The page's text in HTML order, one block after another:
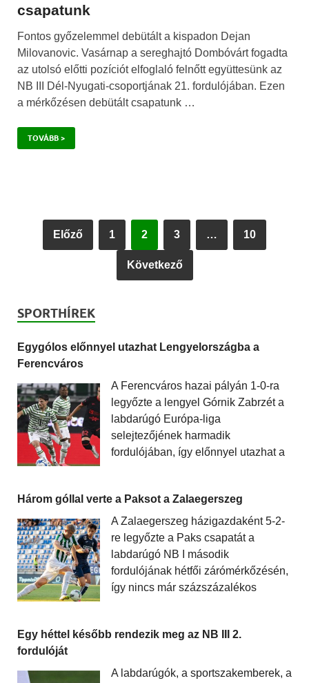
csapatunk
Fontos győzelemmel debütált a kispadon Dejan
Milovanovic. Vasárnap a sereghajtó Dombóvárt fogadta
az utolsó előtti pozíciót elfoglaló felnőtt együttesünk az
NB III Dél-Nyugati-csoportjának 21. fordulójában. Ezen
a mérkőzésen debütált csapatunk …
TOVÁBB >
Előző 1 2 3 … 10
Következő
SPORTHÍREK
Egygólos előnnyel utazhat Lengyelországba a
Ferencváros
A Ferencváros hazai pályán 1-0-ra
legyőzte a lengyel Górnik Zabrzét a
labdarúgó Európa-liga
selejtezőjének harmadik
fordulójában, így előnnyel utazhat a
Három góllal verte a Paksot a Zalaegerszeg
A Zalaegerszeg házigazdaként 5-2-
re legyőzte a Paks csapatát a
labdarúgó NB I második
fordulójának hétfői zárómérkőzésén,
így nincs már százszázalékos
Egy héttel később rendezik meg az NB III 2.
fordulóját
A labdarúgók, a sportszakemberek, a